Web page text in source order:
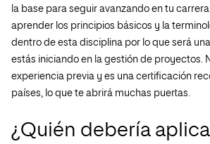
la base para seguir avanzando en tu
aprender los principios básicos y la
dentro de esta disciplina por lo que será
estás iniciando en la gestión de proyectos.
experiencia previa y es una certificación
países, lo que te abrirá muchas puertas.
¿Quién debería